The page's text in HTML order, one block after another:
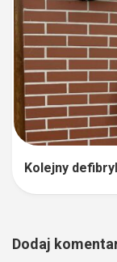
Kolejny
Dodaj